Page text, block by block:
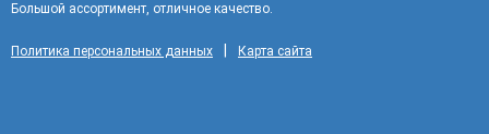
Большой ассортимент, отличное качество.
Политика персональных данных Карта сайта